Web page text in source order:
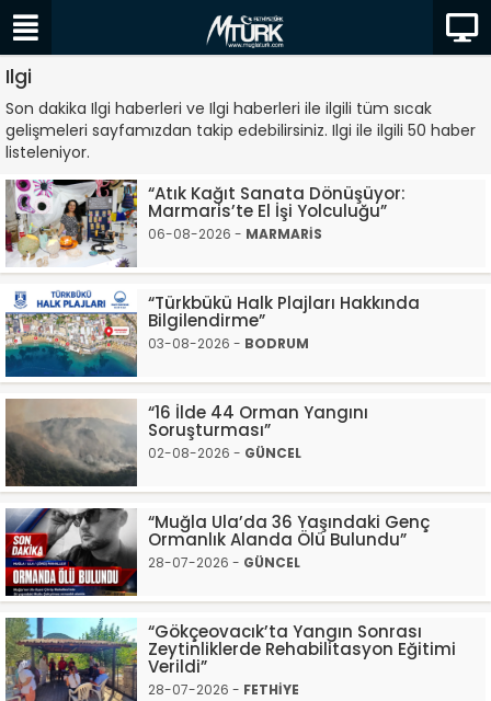
Ilgi
Son dakika Ilgi haberleri ve Ilgi haberleri ile ilgili tüm sıcak
gelişmeleri sayfamızdan takip edebilirsiniz. Ilgi ile ilgili 50 haber
listeleniyor.
“Atık Kağıt Sanata Dönüşüyor:
Marmaris’te El İşi Yolculuğu”
06-08-2026 - MARMARİS
“Türkbükü Halk Plajları Hakkında
Bilgilendirme”
03-08-2026 - BODRUM
“16 İlde 44 Orman Yangını
Soruşturması”
02-08-2026 - GÜNCEL
“Muğla Ula’da 36 Yaşındaki Genç
Ormanlık Alanda Ölü Bulundu”
28-07-2026 - GÜNCEL
“Gökçeovacık’ta Yangın Sonrası
Zeytinliklerde Rehabilitasyon Eğitimi
Verildi”
28-07-2026 - FETHİYE